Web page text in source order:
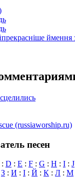
ймення
(russiaworship.ru)
песен
: D : E : F : G : H : I : J
З : И : І : Й : К : Л : М